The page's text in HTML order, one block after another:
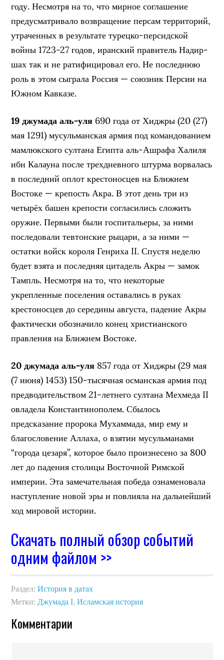
году. Несмотря на то, что мирное соглашение
предусматривало возвращение персам территорий,
утраченных в результате турецко-персидской
войны 1723-27 годов, иранский правитель Надир-
шах так и не ратифицировал его. Не последнюю
роль в этом сыграла Россия — союзник Персии на
Южном Кавказе.
19 джумада аль-уля 690 года от Хиджры (20 (27)
мая 1291) мусульманская армия под командованием
мамлюкского султана Египта аль-Ашрафа Халиля
ибн Калауна после трехдневного штурма ворвалась
в последний оплот крестоносцев на Ближнем
Востоке — крепость Акра. В этот день три из
четырёх башен крепости согласились сложить
оружие. Первыми были госпитальеры, за ними
последовали тевтонские рыцари, а за ними —
остатки войск короля Генриха II. Спустя неделю
будет взята и последняя цитадель Акры — замок
Тампль. Несмотря на то, что некоторые
укрепленные поселения оставались в руках
крестоносцев до середины августа, падение Акры
фактически обозначило конец христианского
правления на Ближнем Востоке.
20 джумада аль-уля 857 года от Хиджры (29 мая
(7 июня) 1453) 150-тысячная османская армия под
предводительством 21-летнего султана Мехмеда II
овладела Константинополем. Сбылось
предсказание пророка Мухаммада, мир ему и
благословение Аллаха, о взятии мусульманами
“города цезаря”, которое было произнесено за 800
лет до падения столицы Восточной Римской
империи. Эта замечательная победа ознаменовала
наступление новой эры и повлияла на дальнейший
ход мировой истории.
Скачать полный обзор событий
одним файлом >>
Раздел:История в датах
Метки:Джумада I,Исламская история
Комментарии